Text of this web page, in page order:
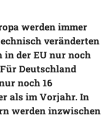
werden immer
veränderten
in der EU nur noch
Deutschland
noch 16
als im Vorjahr. In
werden inzwischen